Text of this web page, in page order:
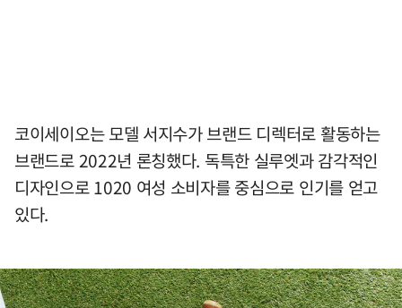
코이세이오는 모델 서지수가 브랜드 디렉터로 활동하는
브랜드로 2022년 론칭했다. 독특한 실루엣과 감각적인
디자인으로 1020 여성 소비자를 중심으로 인기를 얻고
있다.